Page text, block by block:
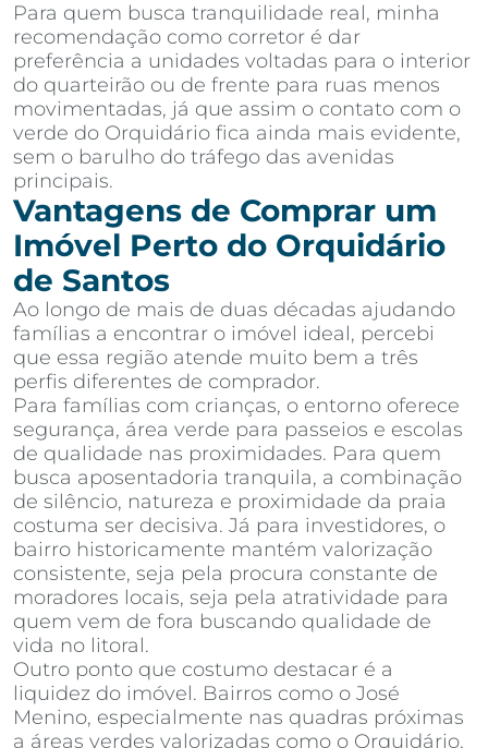
Para quem busca tranquilidade real, minha
recomendação como corretor é dar
preferência a unidades voltadas para o interior
do quarteirão ou de frente para ruas menos
movimentadas, já que assim o contato com o
verde do Orquidário fica ainda mais evidente,
sem o barulho do tráfego das avenidas
principais.
Vantagens de Comprar um
Imóvel Perto do Orquidário
de Santos
Ao longo de mais de duas décadas ajudando
famílias a encontrar o imóvel ideal, percebi
que essa região atende muito bem a três
perfis diferentes de comprador.
Para famílias com crianças, o entorno oferece
segurança, área verde para passeios e escolas
de qualidade nas proximidades. Para quem
busca aposentadoria tranquila, a combinação
de silêncio, natureza e proximidade da praia
costuma ser decisiva. Já para investidores, o
bairro historicamente mantém valorização
consistente, seja pela procura constante de
moradores locais, seja pela atratividade para
quem vem de fora buscando qualidade de
vida no litoral.
Outro ponto que costumo destacar é a
liquidez do imóvel. Bairros como o José
Menino, especialmente nas quadras próximas
a áreas verdes valorizadas como o Orquidário,